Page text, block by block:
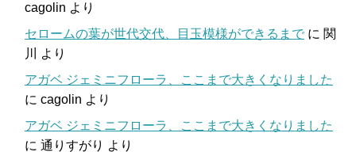
cagolin より
セロームの葉が世代交代、目玉模様ができるまで に 関
川
より
アガベ ジェミニフローラ、ここまで大きくなりました
に cagolin より
アガベ ジェミニフローラ、ここまで大きくなりました
に 通りすがり より